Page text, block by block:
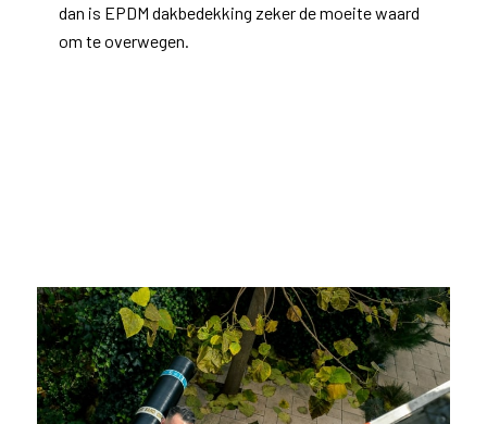
dan is EPDM dakbedekking zeker de moeite waard
om te overwegen.